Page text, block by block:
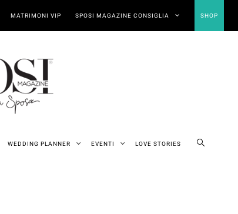
MATRIMONI VIP SPOSI MAGAZINE CONSIGLIA SHOP
WEDDING PLANNER EVENTI LOVE STORIES